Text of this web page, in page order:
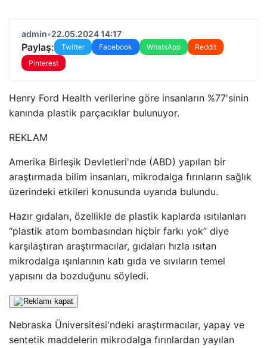
admin•22.05.2024 14:17
Paylaş: Twitter Facebook WhatsApp
Reddit
Pinterest
Henry Ford Health verilerine göre insanların %77'sinin
kanında plastik parçacıklar bulunuyor.
REKLAM
Amerika Birleşik Devletleri'nde (ABD) yapılan bir
araştırmada bilim insanları, mikrodalga fırınların sağlık
üzerindeki etkileri konusunda uyarıda bulundu.
Hazır gıdaları, özellikle de plastik kaplarda ısıtılanları
“plastik atom bombasından hiçbir farkı yok” diye
karşılaştıran araştırmacılar, gıdaları hızla ısıtan
mikrodalga ışınlarının katı gıda ve sıvıların temel
yapısını da bozduğunu söyledi.
Nebraska Üniversitesi'ndeki araştırmacılar, yapay ve
sentetik maddelerin mikrodalga fırınlardan yayılan